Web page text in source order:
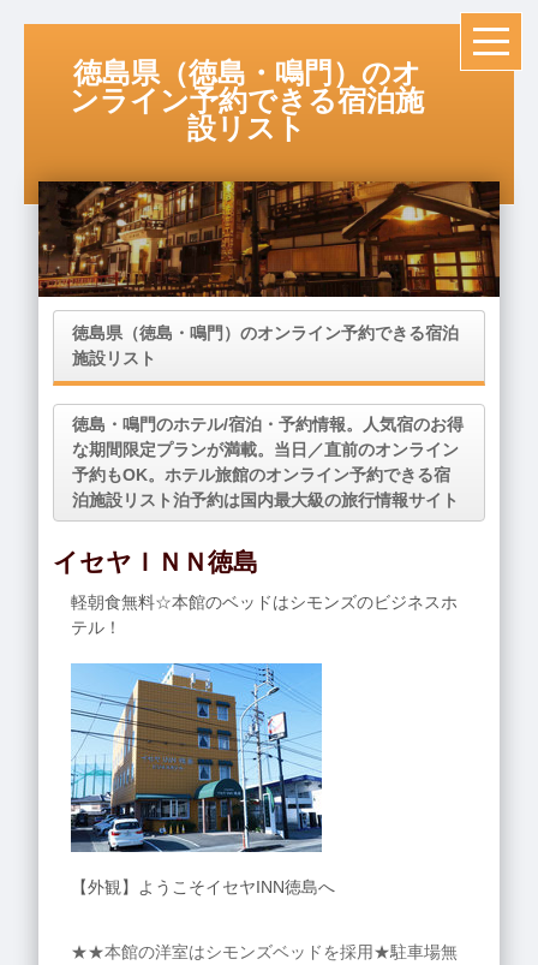
徳島県（徳島・鳴門）のオ
ンライン予約できる宿泊施
設リスト
徳島県（徳島・鳴門）のオンライン予約できる宿泊
施設リスト
徳島・鳴門のホテル/宿泊・予約情報。人気宿のお得
な期間限定プランが満載。当日／直前のオンライン
予約もOK。ホテル旅館のオンライン予約できる宿
泊施設リスト泊予約は国内最大級の旅行情報サイト
イセヤＩＮＮ徳島
軽朝食無料☆本館のベッドはシモンズのビジネスホ
テル！
【外観】ようこそイセヤINN徳島へ
★★本館の洋室はシモンズベッドを採用★駐車場無